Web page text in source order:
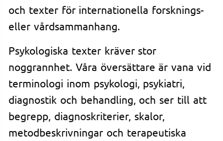
och texter för internationella forsknings-
eller vårdsammanhang.
Psykologiska texter kräver stor
noggrannhet. Våra översättare är vana vid
terminologi inom psykologi, psykiatri,
diagnostik och behandling, och ser till att
begrepp, diagnoskriterier, skalor,
metodbeskrivningar och terapeutiska